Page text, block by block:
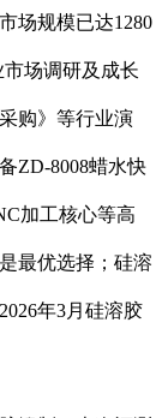
场规模已达1280
市场调研及成长
购》等行业演
ZD-8008蜡水快
加工核心等高
最优选择；硅溶
年3月硅溶胶